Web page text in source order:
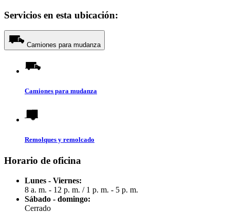
Servicios en esta ubicación:
Camiones para mudanza
Camiones para mudanza
Remolques y remolcado
Horario de oficina
Lunes - Viernes:
8 a. m. - 12 p. m. / 1 p. m. - 5 p. m.
Sábado - domingo:
Cerrado